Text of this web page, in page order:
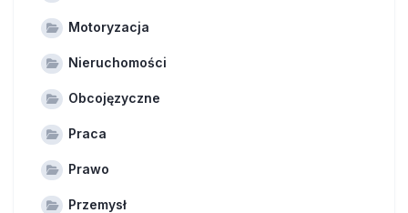
Motoryzacja
Nieruchomości
Obcojęzyczne
Praca
Prawo
Przemysł